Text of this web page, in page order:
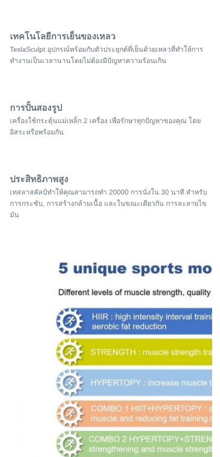
เทคโนโลยีการเย็นของเหลว
TeslaSculpt อุปกรณ์พร้อมกับตัวประยุกต์ที่เย็นด้วยเหลวที่ทําให้การ
ทํางานเป็นเวลานานโดยไม่ต้องมีปัญหาความร้อนเกิน
การปั้นสองรูป
เครื่องใช้กระตุ้นแม่เหล็ก 2 เครื่อง เพื่อรักษาทุกปัญหาของคุณ โดย
อิสระหรือพร้อมกัน
ประสิทธิภาพสูง
เทสลาสคัลป์ทําให้คุณสามารถทํา 20000 การนั่งใน 30 นาที สําหรับ
การกระชับ, การสร้างกล้ามเนื้อ และในขณะเดียวกัน การละลายไข
มัน